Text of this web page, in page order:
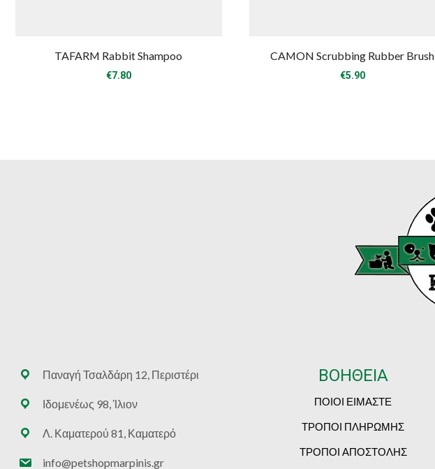
TAFARM Rabbit Shampoo
€7.80
CAMON Scrubbing Rubber Brush
€5.90
Παναγή Τσαλδάρη 12, Περιστέρι
Ιδομενέως 98, Ίλιον
Λ. Καματερού 81, Καματερό
info@petshopmarpinis.gr
ΒΟΗΘΕΙΑ
ΠΟΙΟΙ ΕΙΜΑΣΤΕ
ΤΡΟΠΟΙ ΠΛΗΡΩΜΗΣ
ΤΡΟΠΟΙ ΑΠΟΣΤΟΛΗΣ